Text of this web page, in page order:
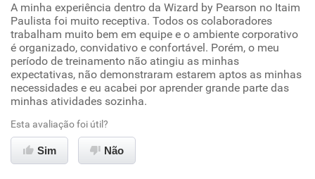
Oportunidade de promoção
Ambiente de trabalho
Conciliação com a vida familiar
Recomenda esta empresa
A minha experiência dentro da Wizard by Pearson no Itaim
Paulista foi muito receptiva. Todos os colaboradores
trabalham muito bem em equipe e o ambiente corporativo
é organizado, convidativo e confortável. Porém, o meu
período de treinamento não atingiu as minhas
expectativas, não demonstraram estarem aptos as minhas
necessidades e eu acabei por aprender grande parte das
minhas atividades sozinha.
Esta avaliação foi útil?
Sim Não